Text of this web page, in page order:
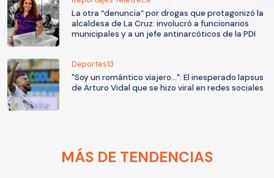
La otra “denuncia” por drogas que protagonizó la
alcaldesa de La Cruz: involucró a funcionarios
municipales y a un jefe antinarcóticos de la PDI
Deportes13
"Soy un romántico viajero...": El inesperado lapsus
de Arturo Vidal que se hizo viral en redes sociales
MÁS DE TENDENCIAS